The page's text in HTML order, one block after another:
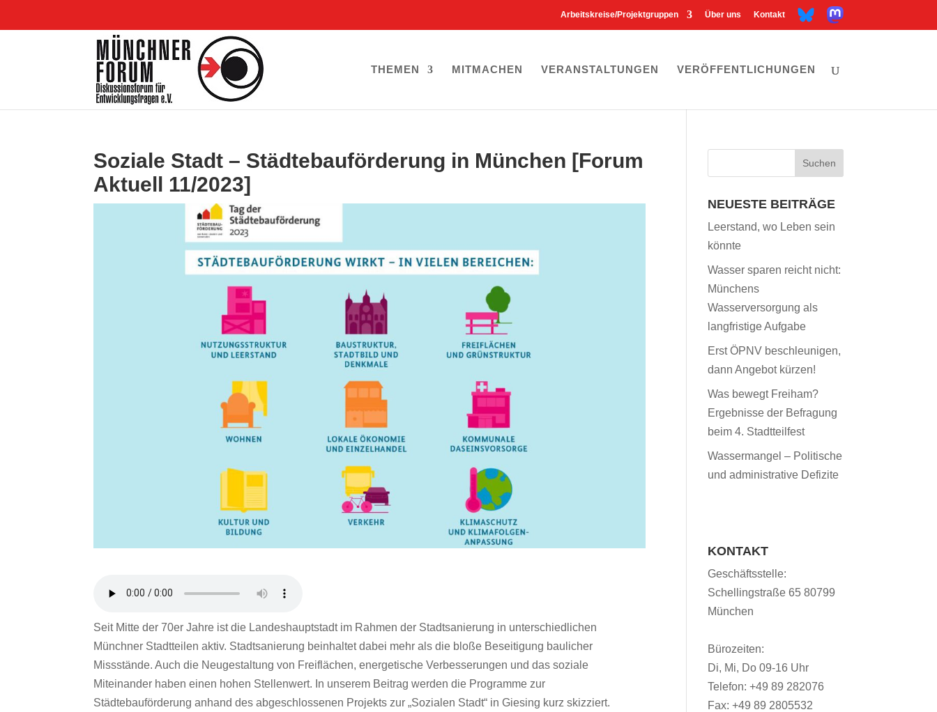
Arbeitskreise/Projektgruppen Über uns Kontakt
B
u
M
a
THEMEN MITMACHEN VERANSTALTUNGEN VERÖFFENTLICHUNGEN
Soziale Stadt – Städtebauförderung in München [Forum
Aktuell 11/2023]
Seit Mitte der 70er Jahre ist die Landeshauptstadt im Rahmen der Stadtsanierung in unterschiedlichen
Münchner Stadtteilen aktiv. Stadtsanierung beinhaltet dabei mehr als die bloße Beseitigung baulicher
Missstände. Auch die Neugestaltung von Freiflächen, energetische Verbesserungen und das soziale
Miteinander haben einen hohen Stellenwert. In unserem Beitrag werden die Programme zur
Städtebauförderung anhand des abgeschlossenen Projekts zur „Sozialen Stadt“ in Giesing kurz skizziert.
NEUESTE BEITRÄGE
Leerstand, wo Leben sein
könnte
Wasser sparen reicht nicht:
Münchens
Wasserversorgung als
langfristige Aufgabe
Erst ÖPNV beschleunigen,
dann Angebot kürzen!
Was bewegt Freiham?
Ergebnisse der Befragung
beim 4. Stadtteilfest
Wassermangel – Politische
und administrative Defizite
KONTAKT
Geschäftsstelle:
Schellingstraße 65 80799
München
Bürozeiten:
Di, Mi, Do 09-16 Uhr
Telefon: +49 89 282076
Fax: +49 89 2805532